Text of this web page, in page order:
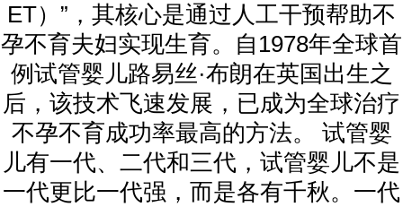
ET）”，其核心是通过人工干预帮助不
孕不育夫妇实现生育。自1978年全球首
例试管婴儿路易丝·布朗在英国出生之
后，该技术飞速发展，已成为全球治疗
不孕不育成功率最高的方法。 试管婴
儿有一代、二代和三代，试管婴儿不是
一代更比一代强，而是各有千秋。一代